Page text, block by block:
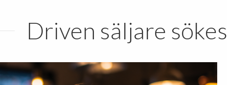
Driven säljare sökes